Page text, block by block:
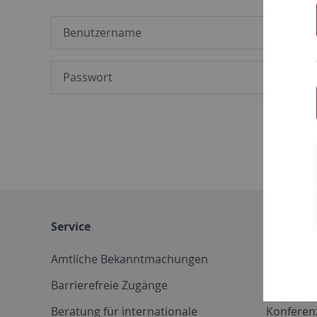
Service
Amtliche Bekanntmachungen
Barrierefreie Zugänge
Beratung für internationale